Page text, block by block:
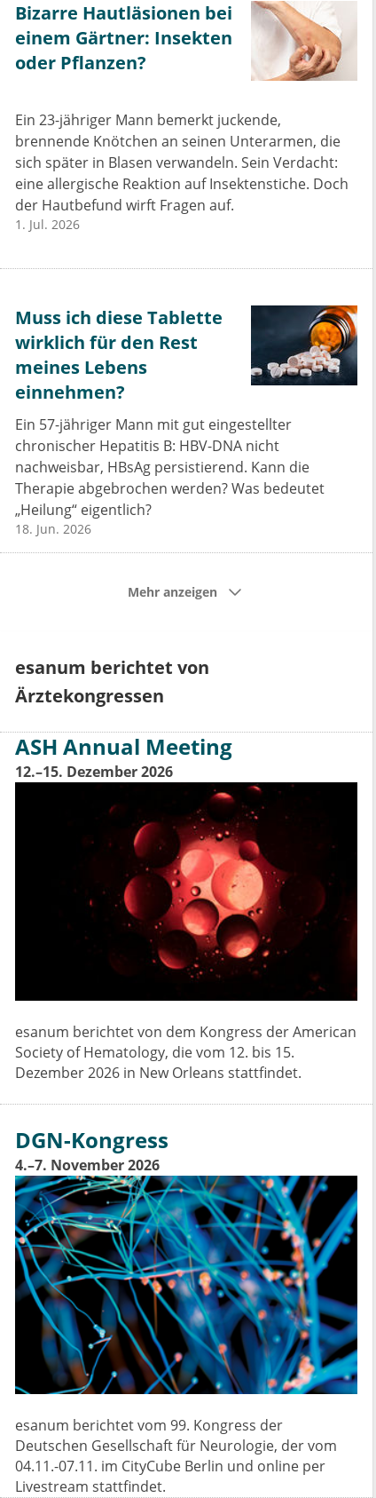
Bizarre Hautläsionen bei
einem Gärtner: Insekten
oder Pflanzen?
Ein 23-jähriger Mann bemerkt juckende,
brennende Knötchen an seinen Unterarmen, die
sich später in Blasen verwandeln. Sein Verdacht:
eine allergische Reaktion auf Insektenstiche. Doch
der Hautbefund wirft Fragen auf.
1. Jul. 2026
Muss ich diese Tablette
wirklich für den Rest
meines Lebens
einnehmen?
Ein 57-jähriger Mann mit gut eingestellter
chronischer Hepatitis B: HBV-DNA nicht
nachweisbar, HBsAg persistierend. Kann die
Therapie abgebrochen werden? Was bedeutet
„Heilung“ eigentlich?
18. Jun. 2026
Mehr anzeigen
esanum berichtet von
Ärztekongressen
ASH Annual Meeting
12.–15. Dezember 2026
esanum berichtet von dem Kongress der American
Society of Hematology, die vom 12. bis 15.
Dezember 2026 in New Orleans stattfindet.
DGN-Kongress
4.–7. November 2026
esanum berichtet vom 99. Kongress der
Deutschen Gesellschaft für Neurologie, der vom
04.11.-07.11. im CityCube Berlin und online per
Livestream stattfindet.